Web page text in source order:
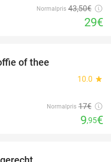
Normalpris 43,50€
29€
of thee
10.0 star
Normalpris 17€
9,95€